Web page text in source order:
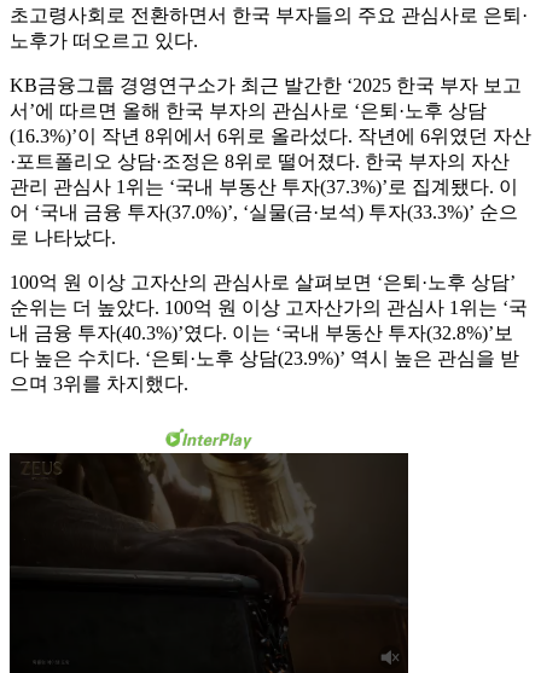
초고령사회로 전환하면서 한국 부자들의 주요 관심사로 은퇴·
노후가 떠오르고 있다.
KB금융그룹 경영연구소가 최근 발간한 ‘2025 한국 부자 보고
서’에 따르면 올해 한국 부자의 관심사로 ‘은퇴·노후 상담
(16.3%)’이 작년 8위에서 6위로 올라섰다. 작년에 6위였던 자산
·포트폴리오 상담·조정은 8위로 떨어졌다. 한국 부자의 자산
관리 관심사 1위는 ‘국내 부동산 투자(37.3%)’로 집계됐다. 이
어 ‘국내 금융 투자(37.0%)’, ‘실물(금·보석) 투자(33.3%)’ 순으
로 나타났다.
100억 원 이상 고자산의 관심사로 살펴보면 ‘은퇴·노후 상담’
순위는 더 높았다. 100억 원 이상 고자산가의 관심사 1위는 ‘국
내 금융 투자(40.3%)’였다. 이는 ‘국내 부동산 투자(32.8%)’보
다 높은 수치다. ‘은퇴·노후 상담(23.9%)’ 역시 높은 관심을 받
으며 3위를 차지했다.